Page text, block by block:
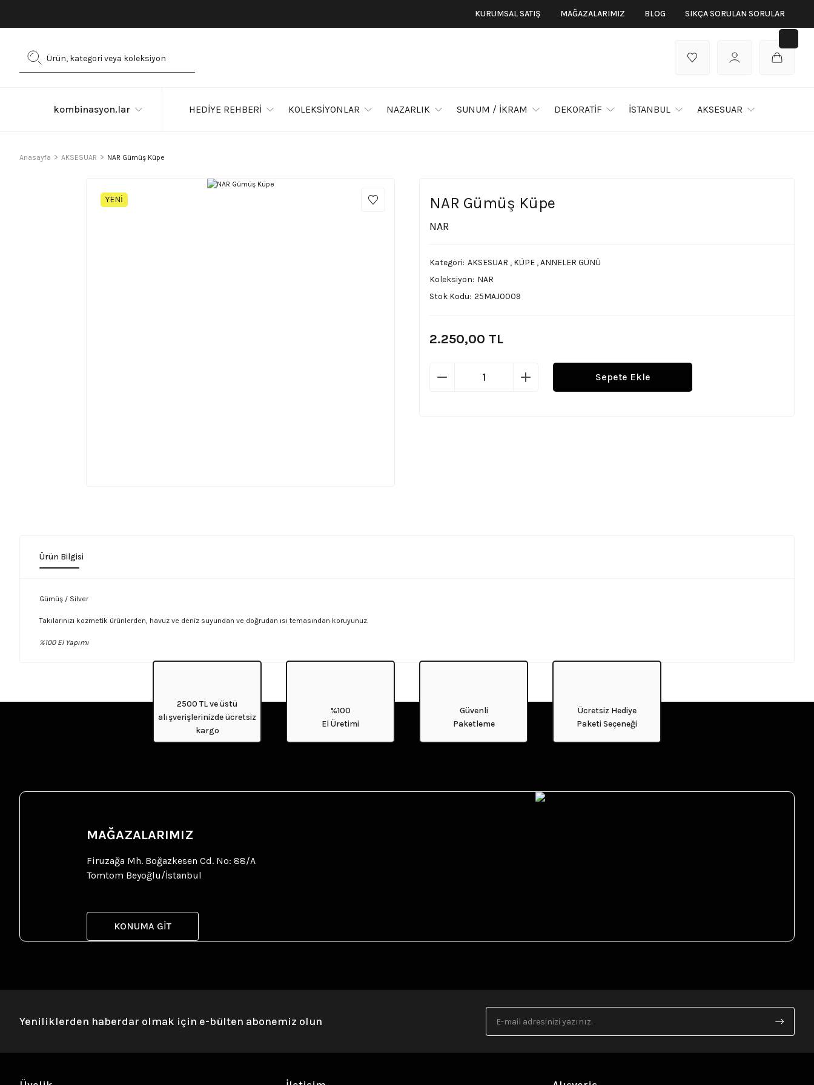
KURUMSAL SATIŞ MAĞAZALARIMIZ BLOG SIKÇA SORULAN SORULAR
kombinasyon.lar HEDİYE REHBERİ KOLEKSİYONLAR NAZARLIK SUNUM / İKRAM DEKORATİF İSTANBUL AKSESUAR
Anasayfa AKSESUAR NAR Gümüş Küpe
YENİ NAR Gümüş Küpe
NAR
Kategori AKSESUAR , KÜPE ,ANNELER GÜNÜ
Koleksiyon NAR
Stok Kodu 25MAJ0009
2.250,00 TL
Sepete Ekle
Ürün Bilgisi
Gümüş / Silver
Takılarınızı kozmetik ürünlerden, havuz ve deniz suyundan ve doğrudan ısı temasından koruyunuz.
%100 El Yapımı
2500 TL ve üstü
alışverişlerinizde ücretsiz
kargo
%100
El Üretimi
Güvenli
Paketleme
Ücretsiz Hediye
Paketi Seçeneği
MAĞAZALARIMIZ
Firuzağa Mh. Boğazkesen Cd. No: 88/A
Tomtom Beyoğlu/İstanbul
KONUMA GİT
Yeniliklerden haberdar olmak için e-bülten abonemiz olun